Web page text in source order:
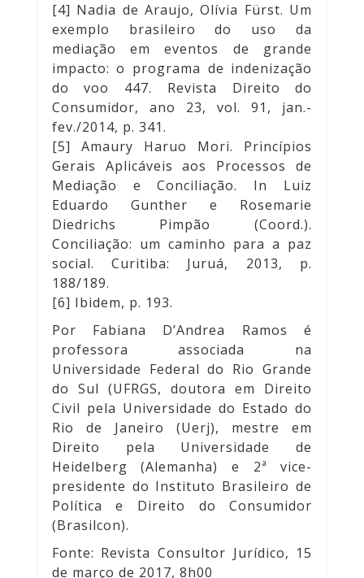
[4] Nadia de Araujo, Olívia Fürst. Um
exemplo brasileiro do uso da
mediação em eventos de grande
impacto: o programa de indenização
do voo 447. Revista Direito do
Consumidor, ano 23, vol. 91, jan.-
fev./2014, p. 341.
[5] Amaury Haruo Mori. Princípios
Gerais Aplicáveis aos Processos de
Mediação e Conciliação. In Luiz
Eduardo Gunther e Rosemarie
Diedrichs Pimpão (Coord.).
Conciliação: um caminho para a paz
social. Curitiba: Juruá, 2013, p.
188/189.
[6] Ibidem, p. 193.
Por Fabiana D’Andrea Ramos é
professora associada na
Universidade Federal do Rio Grande
do Sul (UFRGS, doutora em Direito
Civil pela Universidade do Estado do
Rio de Janeiro (Uerj), mestre em
Direito pela Universidade de
Heidelberg (Alemanha) e 2ª vice-
presidente do Instituto Brasileiro de
Política e Direito do Consumidor
(Brasilcon).
Fonte: Revista Consultor Jurídico, 15
de março de 2017, 8h00